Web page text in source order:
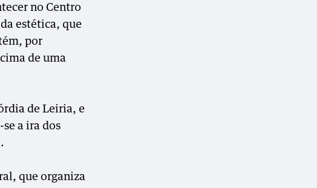
no Centro
estética, que
por
de uma
de Leiria, e
a ira dos
que organiza